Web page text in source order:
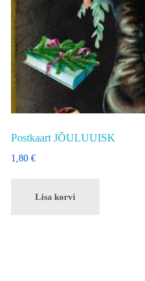
Postkaart JÕULUUISK
1,80 €
Lisa korvi